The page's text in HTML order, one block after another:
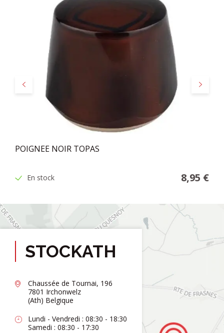
Précédent Suivant
POIGNEE NOIR TOPAS
En stock 8,95 €
STOCKATH
Chaussée de Tournai, 196
7801 Irchonwelz
(Ath) Belgique
Lundi - Vendredi : 08:30 - 18:30
Samedi : 08:30 - 17:30